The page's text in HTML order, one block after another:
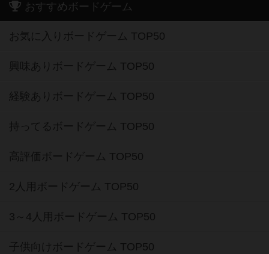
おすすめボードゲーム
お気に入りボードゲーム TOP50
興味ありボードゲーム TOP50
経験ありボードゲーム TOP50
持ってるボードゲーム TOP50
高評価ボードゲーム TOP50
2人用ボードゲーム TOP50
3～4人用ボードゲーム TOP50
子供向けボードゲーム TOP50